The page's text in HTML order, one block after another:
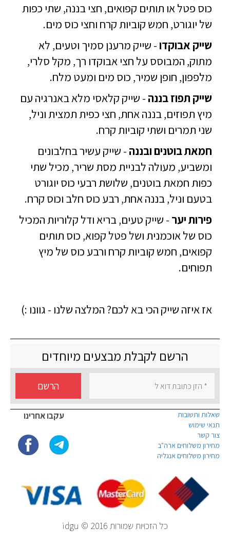
כוס פטל או תותים קפואים, חצי בננה, שתי כפות
של יוגורט, חמש קוביות קרח וחצי כוס מים.
שייק אבוקדו- שייק מרענן סמיך וטעים, לא
מתוק, המבוסס על חצי אבוקדו רך, מקל סלרי,
מלפפון, חופן שמיר, כוס מים ומעט מלח.
שייק תפוז בננה - שייק קלאסי מלא באנרגיה עם
מיץ תפוזים, בננה אחת, חצי כפית תמצית וניל,
שני תמרים ושתי קוביות קרח.
חמאת בוטנים ובננה - שייק עשיר בחלבונים
ומשביע, מעולה לבניית מסת שריר, מכיל שתי
כפות חמאת בוטנים, שלושת רבעי כוס יוגורט
בטעם וניל, בננה אחת, רבע כוס חלב וכוס קרח.
פירות יער - שייק טעים, בריא ודל קלוריות המכיל
כוס של אוכמנית ושל פטל קפוא, כוס תותים
קפואים, חמש קוביות קרח ורבע כוס של מיץ
תפוחים.
אז איזה שייק הכי בא לכם? המלצה שלנו - גוונו :)
הרשם לקבלת מבצעים מיוחדים
הרשם
עקבו אחרינו
שאלות ותשובות
תנאי שימוש
צור קשר
מחירון משלוחים ארה"ב
מחירון משלוחים אנגליה
כל הזכויות שמורות idgu © 2016